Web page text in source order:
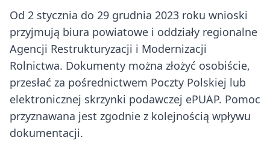
Od 2 stycznia do 29 grudnia 2023 roku wnioski
przyjmują biura powiatowe i oddziały regionalne
Agencji Restrukturyzacji i Modernizacji
Rolnictwa. Dokumenty można złożyć osobiście,
przesłać za pośrednictwem Poczty Polskiej lub
elektronicznej skrzynki podawczej ePUAP. Pomoc
przyznawana jest zgodnie z kolejnością wpływu
dokumentacji.